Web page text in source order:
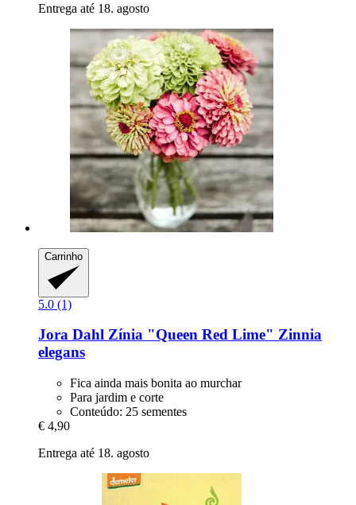
Entrega até 18. agosto
Carrinho
5.0 (1)
Jora Dahl Zínia "Queen Red Lime" Zinnia
elegans
Fica ainda mais bonita ao murchar
Para jardim e corte
Conteúdo: 25 sementes
€ 4,90
Entrega até 18. agosto